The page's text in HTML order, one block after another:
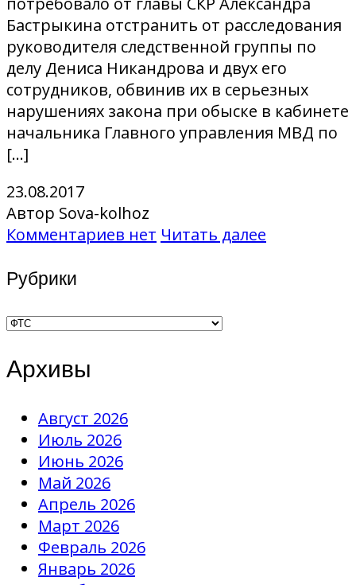
Бастрыкина отстранить от расследования
руководителя следственной группы по
делу Дениса Никандрова и двух его
сотрудников, обвинив их в серьезных
нарушениях закона при обыске в кабинете
начальника Главного управления МВД по
[…]
23.08.2017
Автор Sova-kolhoz
Комментариев нет Читать далее
Рубрики
Рубрики
Архивы
Август 2026
Июль 2026
Июнь 2026
Май 2026
Апрель 2026
Март 2026
Февраль 2026
Январь 2026